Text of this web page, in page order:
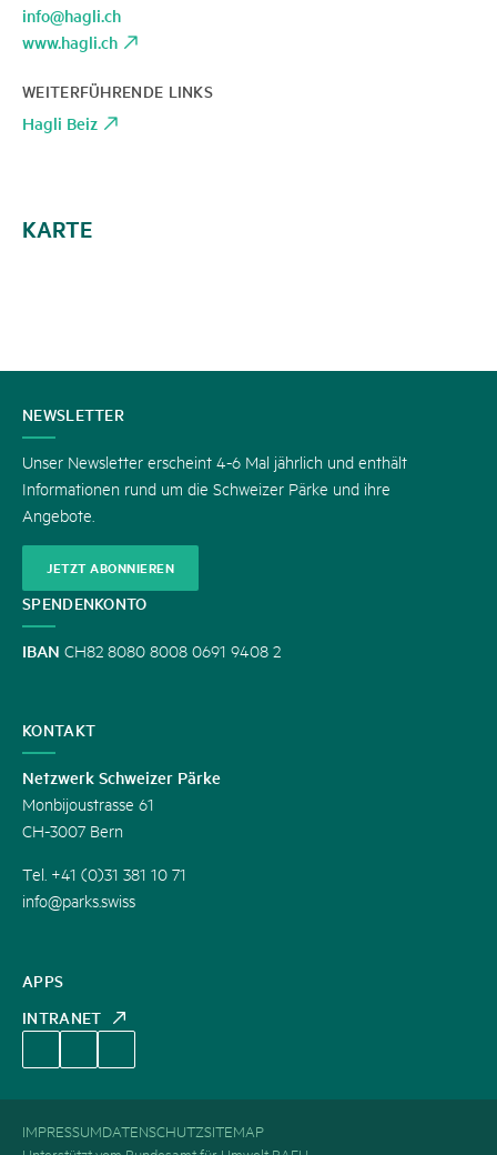
info@hagli.ch
www.hagli.ch
WEITERFÜHRENDE LINKS
Hagli Beiz
KARTE
KONTAKT
APPS
INTRANET
NEWSLETTER
Unser Newsletter erscheint 4-6 Mal jährlich und enthält
Informationen rund um die Schweizer Pärke und ihre
Angebote.
JETZT ABONNIEREN
SPENDENKONTO
IBAN CH82 8080 8008 0691 9408 2
KONTAKT
Netzwerk Schweizer Pärke
Monbijoustrasse 61
CH-3007 Bern
Tel. +41 (0)31 381 10 71
info@parks.swiss
IMPRESSUMDATENSCHUTZSITEMAP